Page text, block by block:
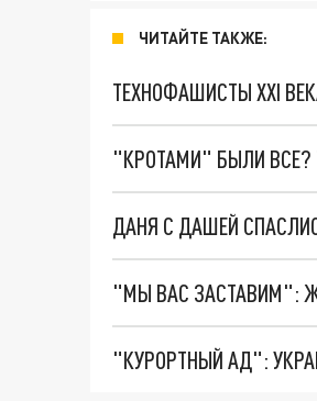
ЧИТАЙТЕ ТАКЖЕ:
ТЕХНОФАШИСТЫ XXI
"КРОТАМИ" БЫЛИ ВСЕ?
ДАНЯ С ДАШЕЙ
"КУРОРТНЫЙ АД":